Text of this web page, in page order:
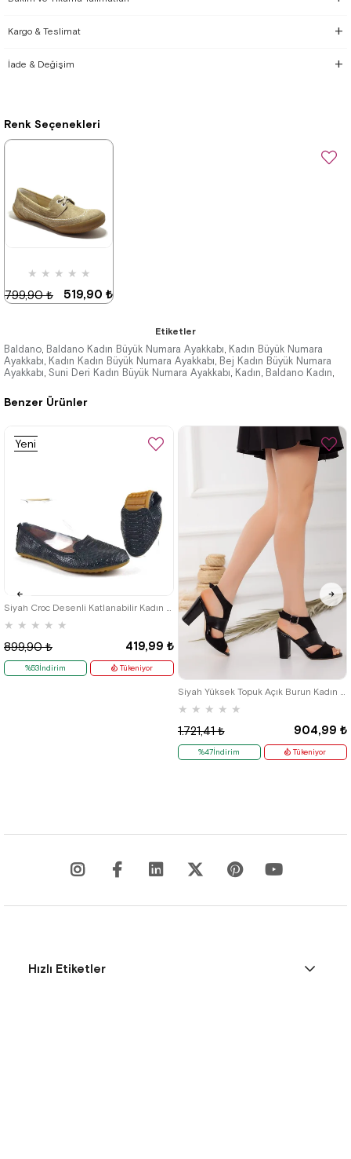
Benzer Ürünler
★ ★ ★ ★ ★
419,99 ₺
899,90 ₺
%53İndirim
Yeni
Tükeniyor
★ ★ ★ ★ ★
904,99 ₺
1.721,41 ₺
%47İndirim Tükeniyor
Kargo & Teslimat
İade & Değişim
Renk Seçenekleri
★ ★ ★ ★ ★
519,90 ₺
799,90 ₺
%35İndirim
Etiketler
Baldano, Baldano Kadın Büyük Numara Ayakkabı, Kadın Büyük Numara
Ayakkabı, Kadın Kadın Büyük Numara Ayakkabı, Bej Kadın Büyük Numara
Ayakkabı, Suni Deri Kadın Büyük Numara Ayakkabı, Kadın, Baldano Kadın,
Hızlı Etiketler